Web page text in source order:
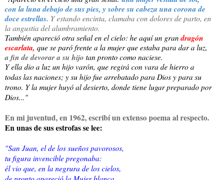
con la luna debajo de sus pies, y sobre su cabeza una corona de
doce estrellas. Y estando encinta, clamaba con dolores de parto, en
la angustia del alumbramiento.
También apareció otra señal en el cielo: he aquí un grandragón
escarlata, que se paró frente a la mujer que estaba para dar a luz,
a fin de devorar a su hijo tan pronto como naciese.
Y ella dio a luz un hijo varón, que regirá con vara de hierro a
todas las naciones; y su hijo fue arrebatado para Dios y para su
trono. Y la mujer huyó al desierto, donde tiene lugar preparado por
Dios..."
En mi juventud,en 1962, escribí un extenso poema al respecto.
En unas de sus estrofas se lee:
"San Juan, el de los sueños pavorosos,
tu figura invencible pregonaba:
él vio que, en la negrura de los cielos,